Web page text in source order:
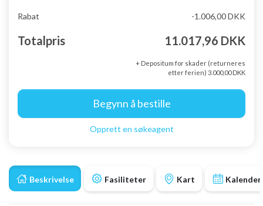
Beskrivelse Fasiliteter Kart Kalender
Rabat -1.006,00 DKK
Totalpris 11.017,96 DKK
+ Depositum for skader (returneres
etter ferien) 3.000,00 DKK
Begynn å bestille
Opprett en søkeagent